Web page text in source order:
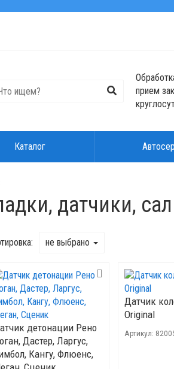
прием
Каталог
датчики,
не выбрано
детонации Рено
Дастер, Ларгус,
Кангу, Флюенс,
Датчик
Original
Артикул: